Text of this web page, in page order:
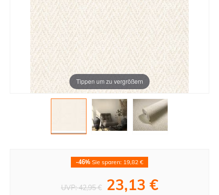
Tippen um zu vergrößern
-46% Sie sparen: 19,82 €
UVP:42,95 € 23,13 €